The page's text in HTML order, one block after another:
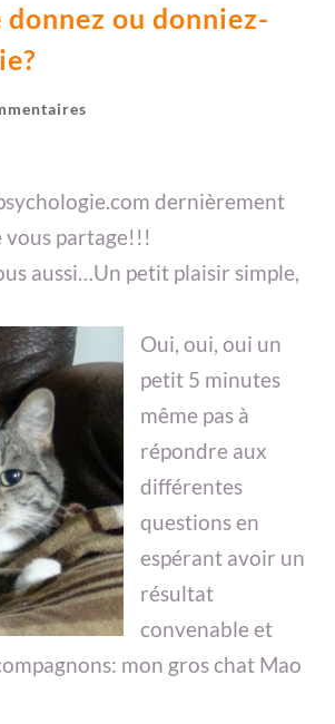
ou donniez-
dernièrement
vous partage!!!
aussi…Un petit plaisir simple,
Oui, oui, oui un
petit 5 minutes
même pas à
répondre aux
différentes
questions en
espérant avoir un
résultat
convenable et
mon gros chat Mao